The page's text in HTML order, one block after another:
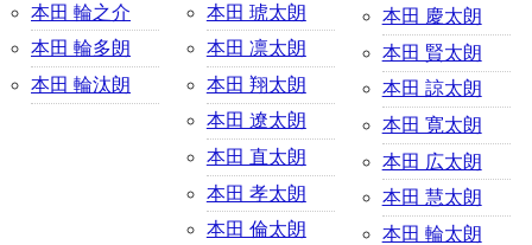
本田 輪之介
本田 輪多朗
本田 輪汰朗
本田 琥太朗
本田 凛太朗
本田 翔太朗
本田 遼太朗
本田 直太朗
本田 孝太朗
本田 倫太朗
本田 慶太朗
本田 賢太朗
本田 諒太朗
本田 寛太朗
本田 広太朗
本田 慧太朗
本田 輪太朗